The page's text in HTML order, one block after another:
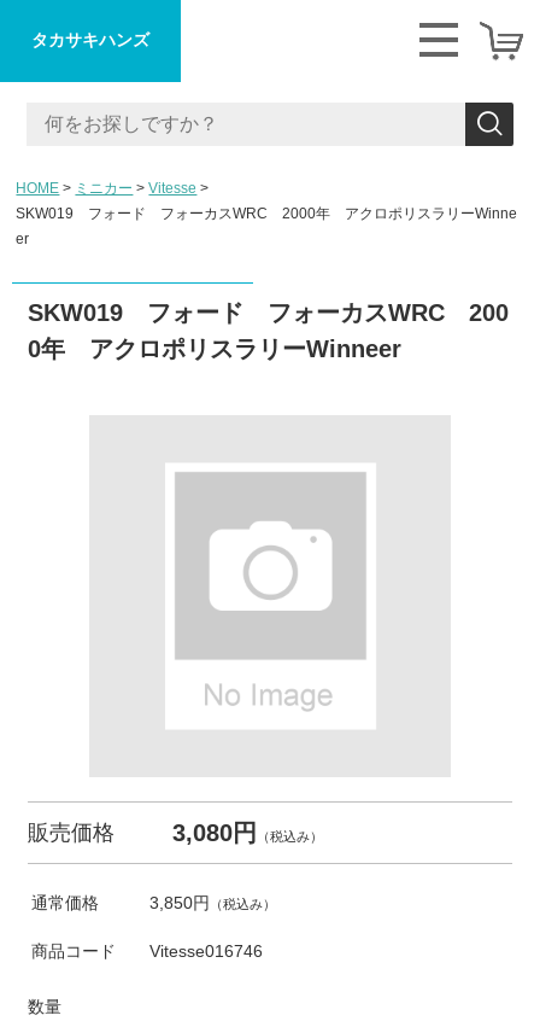
タカサキハンズ
HOME ミニカー
Vitesse
SKW019 フォード フォーカスWRC 2000年 アクロポリスラリーWinne
er
SKW019 フォード フォーカスWRC 200
0年 アクロポリスラリーWinneer
販売価格 3,080円 （税込み）
通常価格 3,850円 （税込み）
商品コード Vitesse016746
数量